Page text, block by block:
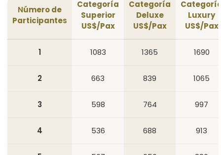
Número de
Participantes
Categoría
Superior
US$/Pax
Categoría
Deluxe
US$/Pax
Luxury
US$/Pax
1 1083 1365 1690
2 663 839 1065
3 598 764 997
4 536 688 913